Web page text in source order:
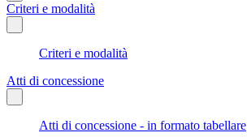
Criteri e modalità
Criteri e modalità
Atti di concessione
Atti di concessione - in formato tabellare